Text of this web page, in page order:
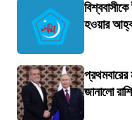
হওয়ার
প্রথমবারের
জানালো